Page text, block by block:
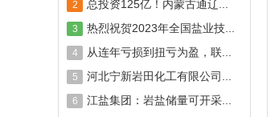
2 总投资125亿！内蒙古通辽...
3 热烈祝贺2023年全国盐业技...
4 从连年亏损到扭亏为盈，联...
5 河北宁新岩田化工有限公司...
6 江盐集团：岩盐储量可开采...